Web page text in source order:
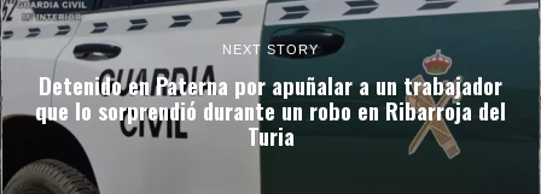
NEXT STORY
Detenido en Paterna por apuñalar a un trabajador
que lo sorprendió durante un robo en Ribarroja del
Turia